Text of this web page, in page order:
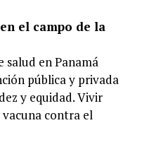
el campo de la
salud en Panamá
pública y privada
y equidad. Vivir
contra el